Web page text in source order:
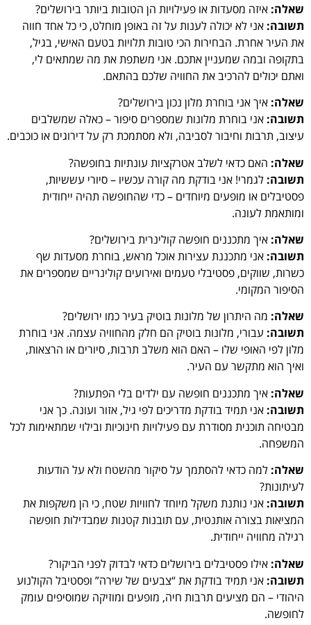
שאלה: איזה מסעדות או פעילויות הן הטובות ביותר בירושלים?
תשובה: אני לא יכולה לענות על זה באופן מוחלט, כי כל אחד חווה
את העיר אחרת. הבחירות הכי טובות תלויות בטעם האישי, בגיל,
בתקופה ובמה שמעניין אתכם. אני משתפת את מה שמתאים לי,
ואתם יכולים להרכיב את החוויה שלכם בהתאם.
שאלה: איך אני בוחרת מלון נכון בירושלים?
תשובה: אני בוחרת מלונות שמספרים סיפור – כאלה שמשלבים
עיצוב, תרבות וחיבור לסביבה, ולא מסתמכת רק על דירוגים או כוכבים.
שאלה: האם כדאי לשלב אטרקציות עונתיות בחופשה?
תשובה: לגמרי! אני בודקת מה קורה עכשיו – סיורי עששיות,
פסטיבלים או מופעים מיוחדים – כדי שהחופשה תהיה ייחודית
ומותאמת לעונה.
שאלה: איך מתכננים חופשה קולינרית בירושלים?
תשובה: אני מתכננת עצירות אוכל מראש, בוחרת מסעדות שף
כשרות, שווקים, פסטיבלי טעמים ואירועים קולינריים שמספרים את
הסיפור המקומי.
שאלה: מה היתרון של מלונות בוטיק בעיר כמו ירושלים?
תשובה: עבורי, מלונות בוטיק הם חלק מהחוויה עצמה. אני בוחרת
מלון לפי האופי שלו – האם הוא משלב תרבות, סיורים או הרצאות,
ואיך הוא מתקשר עם העיר.
שאלה: איך מתכננים חופשה עם ילדים בלי הפתעות?
תשובה: אני תמיד בודקת מדריכים לפי גיל, אזור ועונה. כך אני
מבטיחה תוכנית מסודרת עם פעילויות חינוכיות ובילוי שמתאימות לכל
המשפחה.
שאלה: למה כדאי להסתמך על סיקור מהשטח ולא על הודעות
לעיתונות?
תשובה: אני נותנת משקל מיוחד לחוויות שטח, כי הן משקפות את
המציאות בצורה אותנטית, עם תובנות קטנות שמבדילות חופשה
רגילה מחוויה ייחודית.
שאלה: אילו פסטיבלים בירושלים כדאי לבדוק לפני הביקור?
תשובה: אני תמיד בודקת את “צבעים של שירה” ופסטיבל הקולנוע
היהודי – הם מציעים תרבות חיה, מופעים ומוזיקה שמוסיפים עומק
לחופשה.